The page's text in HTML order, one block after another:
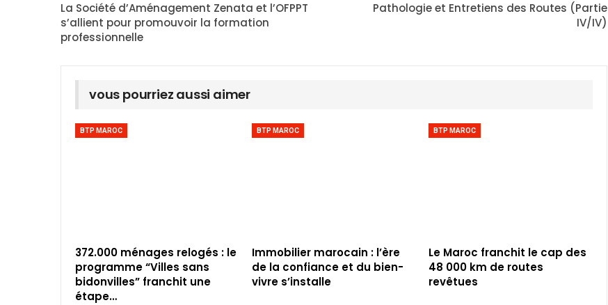
La Société d’Aménagement Zenata et l’OFPPT
s’allient pour promouvoir la formation
professionnelle
Pathologie et Entretiens des Routes (Partie
IV/IV)
vous pourriez aussi aimer
BTP MAROC
372.000 ménages relogés : le
programme “Villes sans
bidonvilles” franchit une
étape…
BTP MAROC
Immobilier marocain : l’ère
de la confiance et du bien-
vivre s’installe
BTP MAROC
Le Maroc franchit le cap des
48 000 km de routes
revêtues